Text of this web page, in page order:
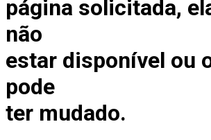
página solicitada,
não
estar disponível ou
pode
ter mudado.